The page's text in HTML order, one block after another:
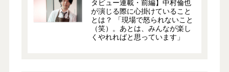
タビュー連載・前編】中村倫也
が演じる際に心掛けていること
とは？ 「現場で怒られないこと
（笑）。あとは、みんなが楽し
くやれればと思っています」